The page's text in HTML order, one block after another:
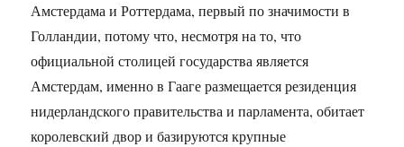
Амстердама и Роттердама, первый по значимости в
Голландии, потому что, несмотря на то, что
официальной столицей государства является
Амстердам, именно в Гааге размещается резиденция
нидерландского правительства и парламента, обитает
королевский двор и базируются крупные